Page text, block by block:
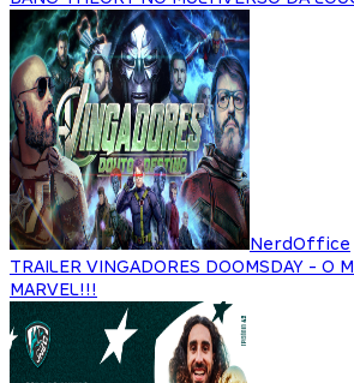
NerdOffice
TRAILER VINGADORES DOOMSDAY - O
MARVEL!!!